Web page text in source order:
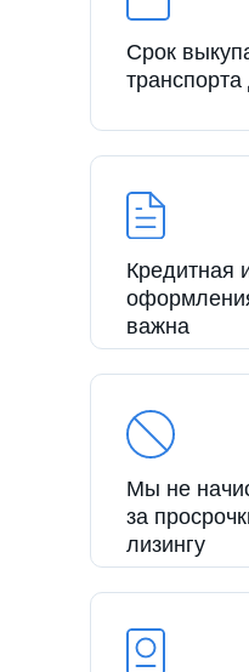
Срок
Кредитная
важна
Мы не
за
лизингу